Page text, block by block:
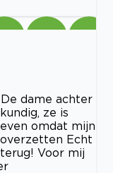
dame achter
ze is
omdat mijn
Echt
Voor mij